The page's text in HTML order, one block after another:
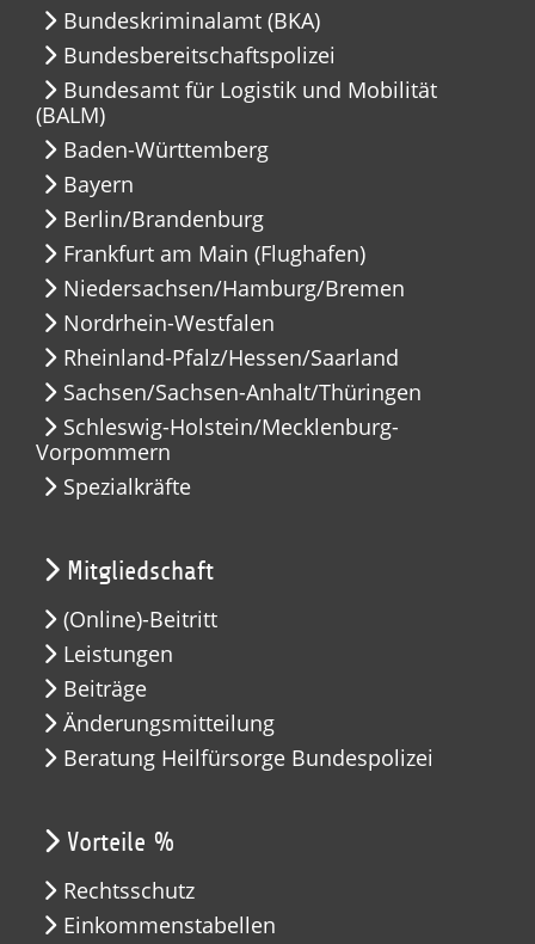
Bundeskriminalamt (BKA)
Bundesbereitschaftspolizei
Bundesamt für Logistik und Mobilität
(BALM)
Baden-Württemberg
Bayern
Berlin/Brandenburg
Frankfurt am Main (Flughafen)
Niedersachsen/Hamburg/Bremen
Nordrhein-Westfalen
Rheinland-Pfalz/Hessen/Saarland
Sachsen/Sachsen-Anhalt/Thüringen
Schleswig-Holstein/Mecklenburg-
Vorpommern
Spezialkräfte
Mitgliedschaft
(Online)-Beitritt
Leistungen
Beiträge
Änderungsmitteilung
Beratung Heilfürsorge Bundespolizei
Vorteile %
Rechtsschutz
Einkommenstabellen